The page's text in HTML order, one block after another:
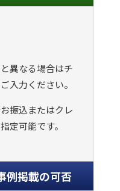
異なる場合はチ
入力ください。
振込またはクレ
定可能です。
例掲載の可否